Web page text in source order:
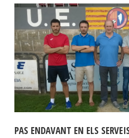
PAS ENDAVANT EN ELS